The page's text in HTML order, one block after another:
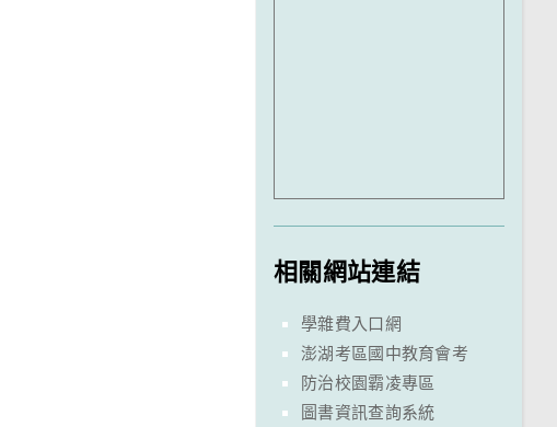
相關網站連結
學雜費入口網
澎湖考區國中教育會考
防治校園霸凌專區
圖書資訊查詢系統